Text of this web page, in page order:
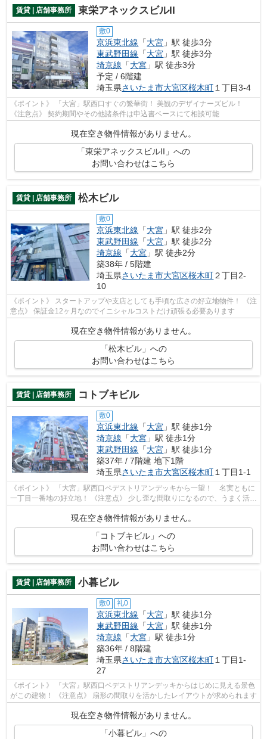
賃貸 | 店舗事務所 東栄アネックスビルII
敷0
京浜東北線 「大宮 」駅 徒歩3分
東武野田線 「大宮 」駅 徒歩3分
埼京線 「大宮 」駅 徒歩3分
予定 / 6階建
埼玉県さいたま市大宮区桜木町 １丁目3-4
《ポイント》 「大宮」駅西口すぐの繁華街！ 美観のデザイナーズビル！
《注意点》 契約期間やその他諸条件は申込書ベースにて相談可能
現在空き物件情報がありません。
「東栄アネックスビルII」への
お問い合わせはこちら
賃貸 | 店舗事務所 松木ビル
敷0
京浜東北線 「大宮 」駅 徒歩2分
東武野田線 「大宮 」駅 徒歩2分
埼京線 「大宮 」駅 徒歩2分
築38年 / 5階建
埼玉県さいたま市大宮区桜木町２丁目2-
10
《ポイント》 スタートアップや支店としても手頃な広さの好立地物件！ 《注
意点》 保証金12ヶ月なのでイニシャルコストだけ頑張る必要あります
現在空き物件情報がありません。
「松木ビル」への
お問い合わせはこちら
賃貸 | 店舗事務所 コトブキビル
敷0
京浜東北線 「大宮 」駅 徒歩1分
埼京線 「大宮 」駅 徒歩1分
東武野田線 「大宮 」駅 徒歩1分
築37年 / 7階建 地下1階
埼玉県さいたま市大宮区桜木町１丁目1-1
《ポイント》 「大宮」駅西口ペデストリアンデッキから一望！ 名実ともに
一丁目一番地の好立地！ 《注意点》 少し歪な間取りになるので、うまく活か
現在空き物件情報がありません。
「コトブキビル」への
お問い合わせはこちら
賃貸 | 店舗事務所 小暮ビル
敷0 礼0
京浜東北線 「大宮 」駅 徒歩1分
東武野田線 「大宮 」駅 徒歩1分
埼京線 「大宮 」駅 徒歩1分
築36年 / 8階建
埼玉県さいたま市大宮区桜木町 １丁目1-
27
《ポイント》 『大宮』駅西口ペデストリアンデッキからはじめに見える景色
がこの建物！ 《注意点》 扇形の間取りを活かしたレイアウトが求められます
現在空き物件情報がありません。
「小暮ビル」への